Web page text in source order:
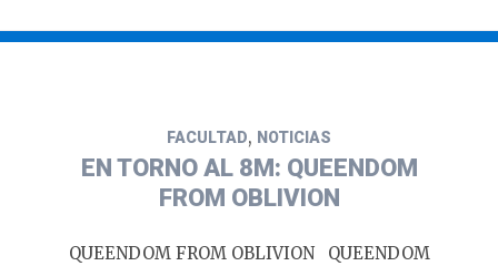
FACULTAD, NOTICIAS
EN TORNO AL 8M: QUEENDOM
FROM OBLIVION
QUEENDOM FROM OBLIVION QUEENDOM